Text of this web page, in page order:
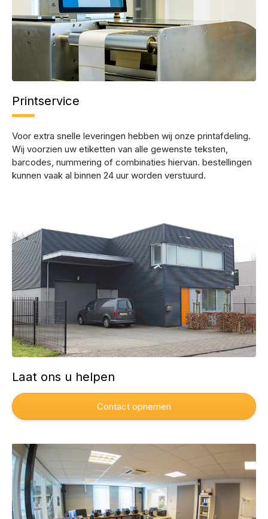
Printservice
Voor extra snelle leveringen hebben wij onze printafdeling.
Wij voorzien uw etiketten van alle gewenste teksten,
barcodes, nummering of combinaties hiervan. bestellingen
kunnen vaak al binnen 24 uur worden verstuurd.
Laat ons u helpen
Contact opnemen